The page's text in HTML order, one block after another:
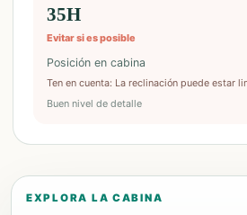
35H
Evitar si es posible
Posición en cabina
Ten en cuenta: La reclinación puede estar
Buen nivel de detalle
EXPLORA LA CABINA